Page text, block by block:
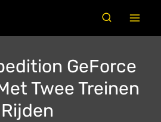
GeForce
Twee Treinen
Rijden